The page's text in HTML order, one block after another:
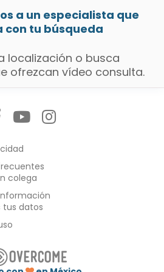
a un especialista que
con tu búsqueda
localización o busca
ofrezcan vídeo consulta.
colega
datos